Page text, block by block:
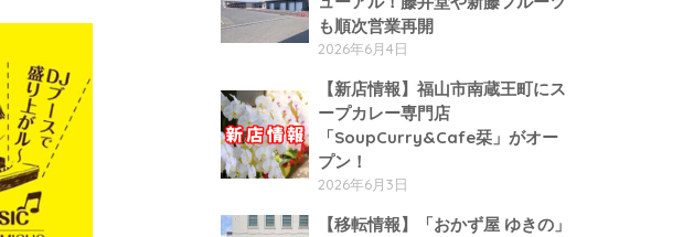
も順次営業再開
2026年6月4日
【新店情報】福山市南蔵王町にス
ープカレー専門店
「SoupCurry&Cafe栞」がオー
プン！
2026年6月3日
【移転情報】「おかず屋 ゆきの」